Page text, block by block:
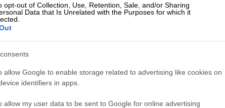
opt-out of Collection, Use, Retention, Sale, and/or Sharing
Data that Is Unrelated with the Purposes for which it
allow Google to enable storage related to advertising like cookies on
identifiers in apps.
allow my user data to be sent to Google for online advertising
δημοσιεύθηκε στο επιστημονικό
ότι άτομα που κατανάλωναν
20%χαμηλότερο κίνδυνο να εμφανίσουν
με όσους κατανάλωναν μικρότερες
ανέλυσαν δεδομένα από 17
639.539 άτομα, καθώς και 97.595
του παχέος εντέρου.